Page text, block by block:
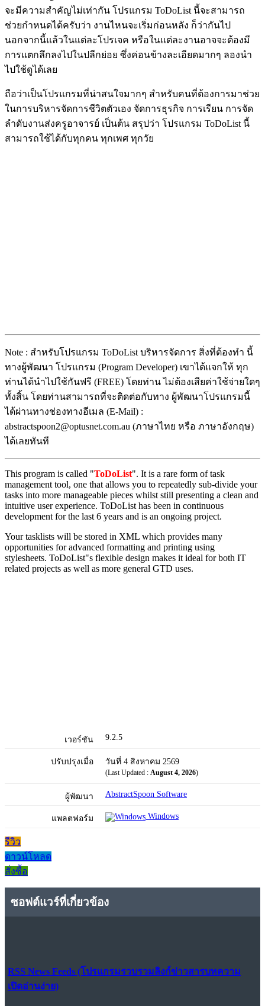
จะมีความสำคัญไม่เท่ากัน โปรแกรม ToDoList นี้จะสามารถ
ช่วยกำหนดได้ครับว่า งานไหนจะเริ่มก่อนหลัง ก็ว่ากันไป
นอกจากนี้แล้วในแต่ละโปรเจค หรือในแต่ละงานอาจจะต้องมี
การแตกลึกลงไปในปลีกย่อย ซึ่งค่อนข้างละเอียดมากๆ ลองนำ
ไปใช้ดูได้เลย
ถือว่าเป็นโปรแกรมที่น่าสนใจมากๆ สำหรับคนที่ต้องการมาช่วย
ในการบริหารจัดการชีวิตตัวเอง จัดการธุรกิจ การเรียน การจัด
ลำดับงานส่งครูอาจารย์ เป็นต้น สรุปว่า โปรแกรม ToDoList นี้
สามารถใช้ได้กับทุกคน ทุกเพศ ทุกวัย
Note : สำหรับโปรแกรม ToDoList บริหารจัดการ สิ่งที่ต้องทำ นี้
ทางผู้พัฒนา โปรแกรม (Program Developer) เขาได้แจกให้ ทุก
ท่านได้นำไปใช้กันฟรี (FREE) โดยท่าน ไม่ต้องเสียค่าใช้จ่ายใดๆ
ทั้งสิ้น โดยท่านสามารถที่จะติดต่อกับทาง ผู้พัฒนาโปรแกรมนี้
ได้ผ่านทางช่องทางอีเมล (E-Mail) :
abstractspoon2@optusnet.com.au (ภาษาไทย หรือ ภาษาอังกฤษ)
ได้เลยทันที
This program is called "ToDoList". It is a rare form of task
management tool, one that allows you to repeatedly sub-divide your
tasks into more manageable pieces whilst still presenting a clean and
intuitive user experience. ToDoList has been in continuous
development for the last 6 years and is an ongoing project.
Your tasklists will be stored in XML which provides many
opportunities for advanced formatting and printing using
stylesheets. ToDoList"s flexible design makes it ideal for both IT
related projects as well as more general GTD uses.
เวอร์ชัน 9.2.5
ปรับปรุงเมื่อ วันที่ 4 สิงหาคม 2569
(Last Updated : August 4, 2026)
ผู้พัฒนา AbstractSpoon Software
แพลตฟอร์ม Windows
รีวิว
ดาวน์โหลด
สั่งซื้อ
ซอฟต์แวร์ที่เกี่ยวข้อง
RSS News Feeds (โปรแกรมรวบรวมลิงก์ข่าวสารบทความ
เปิดอ่านง่าย)